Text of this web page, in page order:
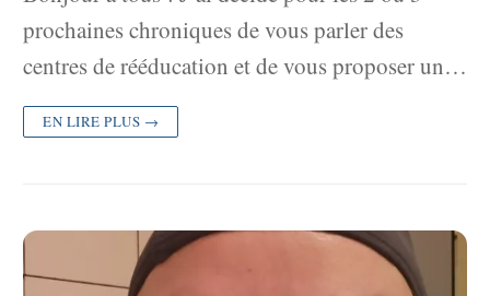
prochaines chroniques de vous parler des
centres de rééducation et de vous proposer un…
EN LIRE PLUS →